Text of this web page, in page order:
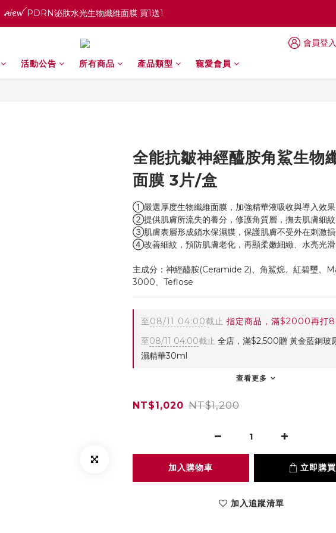
ꫛꫀꪝ PDRN泌肽水光生物纖維面膜 買1送1
寵愛之名官網會員招募中 ♡ 八月消費紅利加倍送
高效全能精華系列 買１送１
ꫛꫀꪝ PDRN泌肽水光生物纖維面膜 買1送1
會員登入
活動公告 所有商品 產品類型 寵愛會員
全能抗皺神經醯胺角鯊生物
面膜 3片/盒
①嚴選厚度生物纖維面膜，加強精華液吸收與導入效果
②提供肌膚所流失的養分，修護角質層，撫去肌膚細紋
③肌膚表層形成鎖水保濕膜，保護肌膚不受外在刺激損
④改善細紋，預防肌膚老化，再顯柔嫩細緻、水亮光滑
主成分：神經醯胺(Ceramide 2)、角鯊烷、紅碧璽、
3000、Teflose
至08/11 04:00截止 指定商品，滿$2000再打
至08/11 04:00截止 全店，滿$2,500贈 黃金藍銅玻
濕精華30ml
查看更多
NT$1,020 NT$1,200
加入購物車 立即購買
加入追蹤清單